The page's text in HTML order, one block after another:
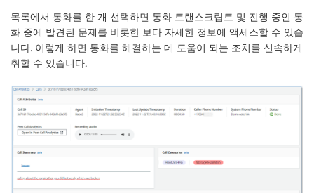
목록에서 통화를 한 개 선택하면 통화 트랜스크립트 및 진행 중인 통
화 중에 발견된 문제를 비롯한 보다 자세한 정보에 액세스할 수 있습
니다. 이렇게 하면 통화를 해결하는 데 도움이 되는 조치를 신속하게
취할 수 있습니다.